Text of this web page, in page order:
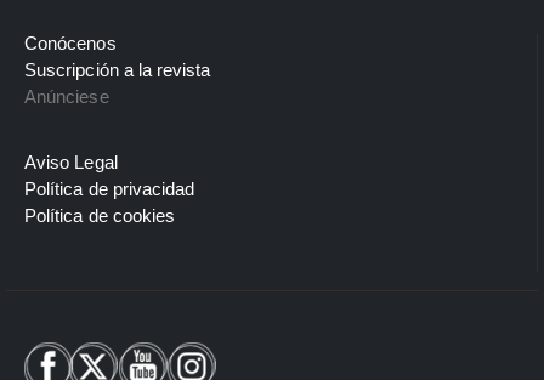
Conócenos
Suscripción a la revista
Anúnciese
Aviso Legal
Política de privacidad
Política de cookies